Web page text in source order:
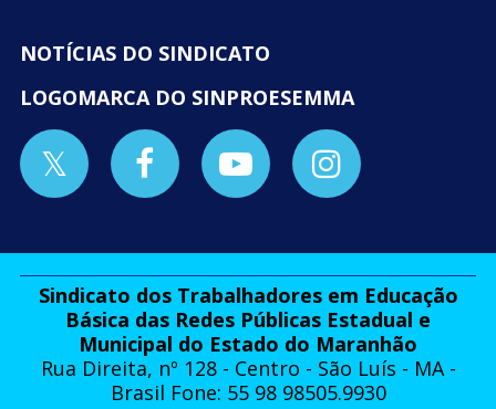
NOTÍCIAS DO SINDICATO
LOGOMARCA DO SINPROESEMMA
Sindicato dos Trabalhadores em Educação
Básica das Redes Públicas Estadual e
Municipal do Estado do Maranhão
Rua Direita, nº 128 - Centro - São Luís - MA -
Brasil Fone: 55 98 98505.9930